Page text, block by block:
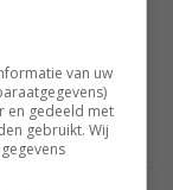
VAN
van uw
en gedeeld met
gebruikt. Wij